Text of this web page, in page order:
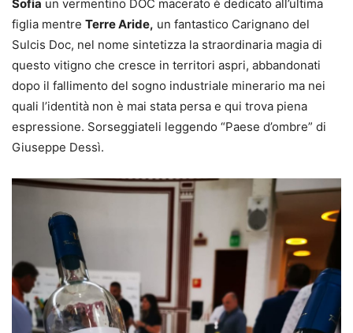
Sofia un vermentino DOC macerato è dedicato all’ultima
figlia mentre Terre Aride, un fantastico Carignano del
Sulcis Doc, nel nome sintetizza la straordinaria magia di
questo vitigno che cresce in territori aspri, abbandonati
dopo il fallimento del sogno industriale minerario ma nei
quali l’identità non è mai stata persa e qui trova piena
espressione. Sorseggiateli leggendo “Paese d’ombre” di
Giuseppe Dessì.